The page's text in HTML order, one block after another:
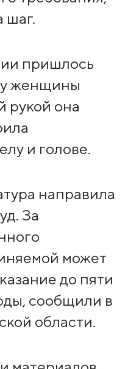
шаг.
пришлось
женщины
рукой она
и голове.
направила
За
может
до пяти
сообщили в
области.